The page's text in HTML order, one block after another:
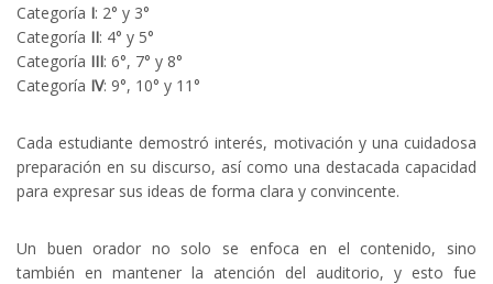
Categoría I: 2° y 3°
Categoría II: 4° y 5°
Categoría III: 6°, 7° y 8°
Categoría IV: 9°, 10° y 11°
Cada estudiante demostró interés, motivación y una cuidadosa
preparación en su discurso, así como una destacada capacidad
para expresar sus ideas de forma clara y convincente.
Un buen orador no solo se enfoca en el contenido, sino
también en mantener la atención del auditorio, y esto fue